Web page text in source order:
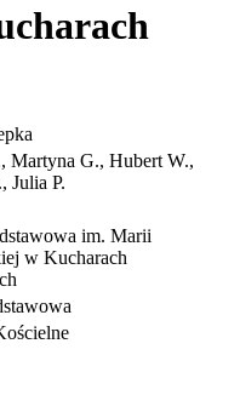
Martyna G., Hubert W.,
Julia P.
im. Marii
w Kucharach